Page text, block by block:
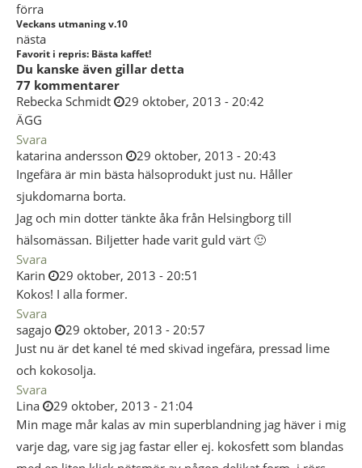
förra
Veckans utmaning v.10
nästa
Favorit i repris: Bästa kaffet!
Du kanske även gillar detta
77 kommentarer
Rebecka Schmidt
29 oktober, 2013 - 20:42
ÄGG
Svara
katarina andersson
29 oktober, 2013 - 20:43
Ingefära är min bästa hälsoprodukt just nu. Håller
sjukdomarna borta.
Jag och min dotter tänkte åka från Helsingborg till
hälsomässan. Biljetter hade varit guld värt 🙂
Svara
Karin
29 oktober, 2013 - 20:51
Kokos! I alla former.
Svara
sagajo
29 oktober, 2013 - 20:57
Just nu är det kanel té med skivad ingefära, pressad lime
och kokosolja.
Svara
Lina
29 oktober, 2013 - 21:04
Min mage mår kalas av min superblandning jag häver i mig
varje dag, vare sig jag fastar eller ej. kokosfett som blandas